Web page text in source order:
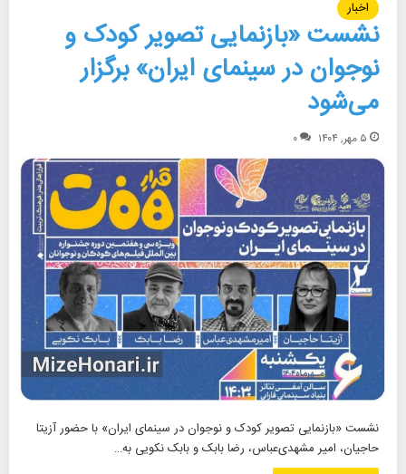
اخبار
نشست «بازنمایی تصویر کودک و
نوجوان در سینمای ایران» برگزار
می‌شود
۵ مهر, ۱۴۰۴ ۰
نشست «بازنمایی تصویر کودک و نوجوان در سینمای ایران» با حضور آزیتا
حاجیان، امیر مشهدی‌عباس، رضا بابک و بابک نکویی به…